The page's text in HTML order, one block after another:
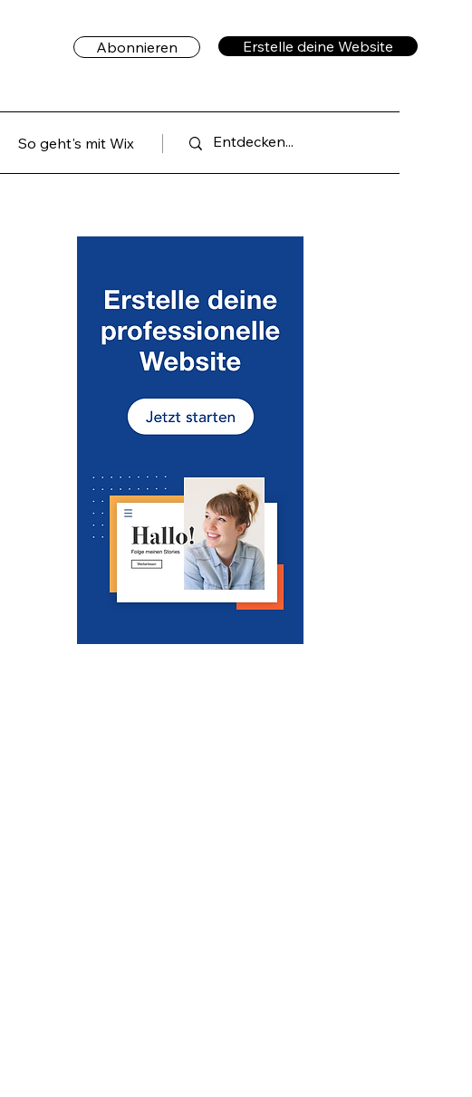
Abonnieren Erstelle deine Website
So geht's mit Wix